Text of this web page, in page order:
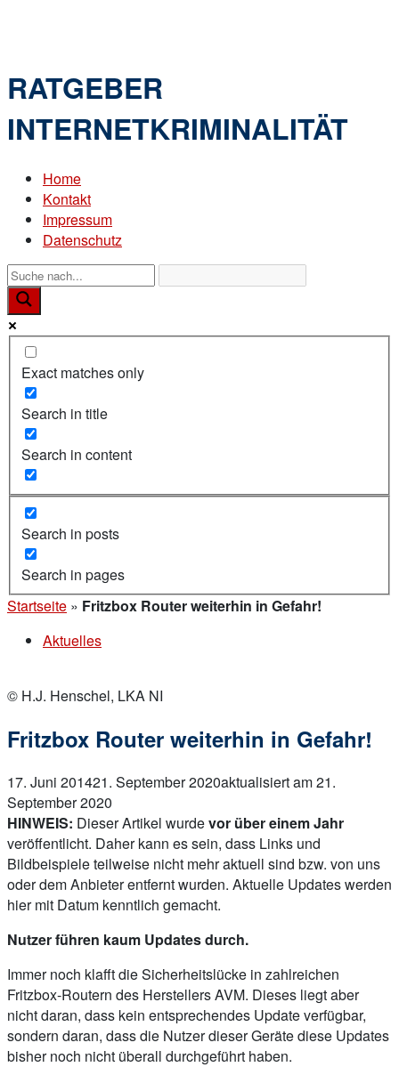
RATGEBER
INTERNETKRIMINALITÄT
Home
Kontakt
Impressum
Datenschutz
Exact matches only
Search in title
Search in content
Search in posts
Search in pages
Startseite » Fritzbox Router weiterhin in Gefahr!
Aktuelles
© H.J. Henschel, LKA NI
Fritzbox Router weiterhin in Gefahr!
17. Juni 201421. September 2020aktualisiert am 21.
September 2020
HINWEIS: Dieser Artikel wurdevor über einem Jahr
veröffentlicht. Daher kann es sein, dass Links und
Bildbeispiele teilweise nicht mehr aktuell sind bzw. von uns
oder dem Anbieter entfernt wurden. Aktuelle Updates werden
hier mit Datum kenntlich gemacht.
Nutzer führen kaum Updates durch.
Immer noch klafft die Sicherheitslücke in zahlreichen
Fritzbox-Routern des Herstellers AVM. Dieses liegt aber
nicht daran, dass kein entsprechendes Update verfügbar,
sondern daran, dass die Nutzer dieser Geräte diese Updates
bisher noch nicht überall durchgeführt haben.